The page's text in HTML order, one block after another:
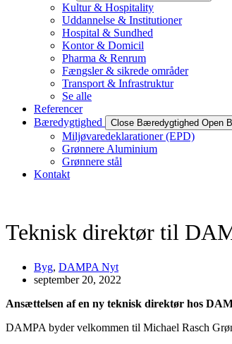
Kultur & Hospitality
Uddannelse & Institutioner
Hospital & Sundhed
Kontor & Domicil
Pharma & Renrum
Fængsler & sikrede områder
Transport & Infrastruktur
Se alle
Referencer
Bæredygtighed
Close Bæredygtighed Open
Miljøvaredeklarationer (EPD)
Grønnere Aluminium
Grønnere stål
Kontakt
Teknisk direktør til
Byg, DAMPA Nyt
september 20, 2022
Ansættelsen af en ny teknisk direktør hos
DAMPA byder velkommen til Michael Rasch